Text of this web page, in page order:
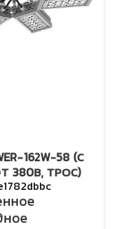
162W-58 (С
380В, ТРОС)